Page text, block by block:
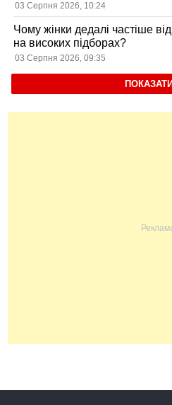
03 Серпня 2026, 10:24
Чому жінки дедалі частіше
на високих підборах?
03 Серпня 2026, 09:35